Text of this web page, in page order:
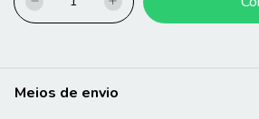
Meios de envio